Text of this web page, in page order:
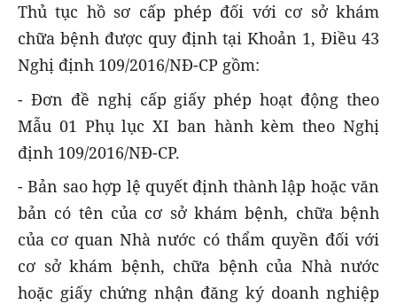
Thủ tục hồ sơ cấp phép đối với cơ sở khám
chữa bệnh được quy định tại Khoản 1, Điều 43
Nghị định 109/2016/NĐ-CP gồm:
- Đơn đề nghị cấp giấy phép hoạt động theo
Mẫu 01 Phụ lục XI ban hành kèm theo Nghị
định 109/2016/NĐ-CP.
- Bản sao hợp lệ quyết định thành lập hoặc văn
bản có tên của cơ sở khám bệnh, chữa bệnh
của cơ quan Nhà nước có thẩm quyền đối với
cơ sở khám bệnh, chữa bệnh của Nhà nước
hoặc giấy chứng nhận đăng ký doanh nghiệp